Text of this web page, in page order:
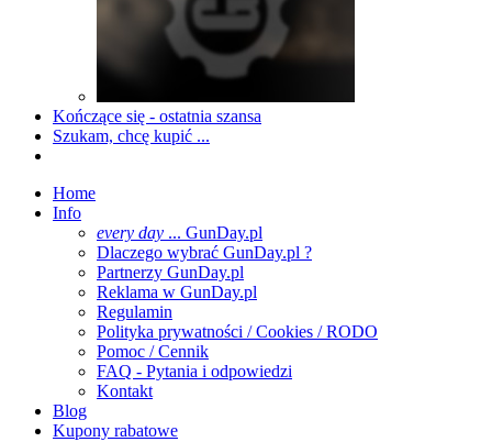
Kończące się - ostatnia szansa
Szukam, chcę kupić ...
Home
Info
every day ... GunDay.pl
Dlaczego wybrać GunDay.pl ?
Partnerzy GunDay.pl
Reklama w GunDay.pl
Regulamin
Polityka prywatności / Cookies / RODO
Pomoc / Cennik
FAQ - Pytania i odpowiedzi
Kontakt
Blog
Kupony rabatowe